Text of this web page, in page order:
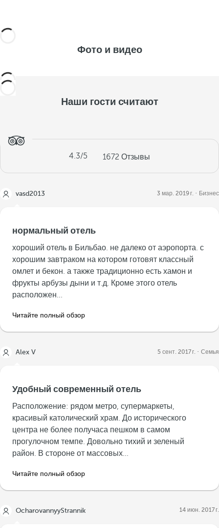
Фото и видео
Наши гости считают
4.3/5 1672 Отзывы
vasd2013 3 мар. 2019 г. Бизнес
нормальный отель
хороший отель в Бильбао. не далеко от аэропорта. с
хорошим завтраком на котором готовят классный
омлет и бекон. а также традиционно есть хамон и
фрукты арбузы дыни и т.д. Кроме этого отель
расположен...
Читайте полный обзор
Alex V 5 сент. 2017 г. Семья
Удобный современный отель
Расположение: рядом метро, супермаркеты,
красивый католический храм. До исторического
центра не более получаса пешком в самом
прогулочном темпе. Довольно тихий и зеленый
район. В стороне от массовых...
Читайте полный обзор
OcharovannyyStrannik 14 июн. 2017 г.